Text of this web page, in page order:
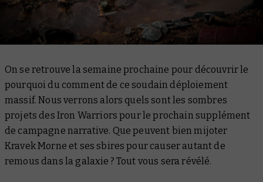
On se retrouve la semaine prochaine pour découvrir le
pourquoi du comment de ce soudain déploiement
massif. Nous verrons alors quels sont les sombres
projets des Iron Warriors pour le prochain supplément
de campagne narrative. Que peuvent bien mijoter
Kravek Morne et ses sbires pour causer autant de
remous dans la galaxie ? Tout vous sera révélé.